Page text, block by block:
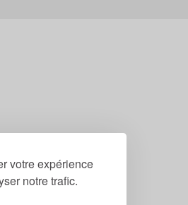
votre expérience
notre trafic.